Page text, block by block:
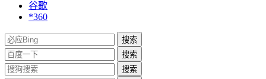
谷歌
*360
搜索
搜索
搜索